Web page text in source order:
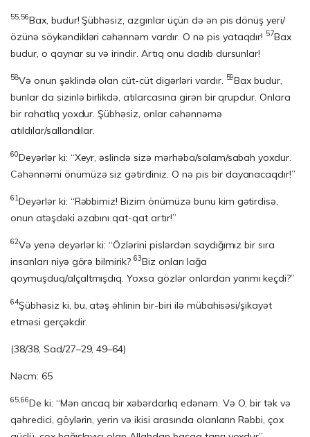
55,56Bax, budur! Şübhəsiz, azgınlar üçün də ən pis dönüş yeri/
özünə söykəndikləri cəhənnəm vardır. O nə pis yataqdır! 57Bax
budur, o qaynar su və irindir. Artıq onu dadıb dursunlar!
58Və onun şəklində olan cüt-cüt digərləri vardır. 59Bax budur,
bunlar da sizinlə birlikdə, atılarcasına girən bir qrupdur. Onlara
bir rahatlıq yoxdur. Şübhəsiz, onlar cəhənnəmə
atıldılar/sallandılar.
60Deyərlər ki: “Xeyr, əslində sizə mərhəba/salam/sabah yoxdur.
Cəhənnəmi önümüzə siz gətirdiniz. O nə pis bir dayanacaqdır!”
61Deyərlər ki: “Rəbbimiz! Bizim önümüzə bunu kim gətirdisə,
onun atəşdəki əzabını qat-qat artır!”
62Və yenə deyərlər ki: “Özlərini pislərdən saydığımız bir sıra
insanları niyə görə bilmirik?63Biz onları lağa
qoymuşduq/alçaltmışdıq. Yoxsa gözlər onlardan yanmı keçdi?”
64Şübhəsiz ki, bu, atəş əhlinin bir-biri ilə mübahisəsi/şikayət
etməsi gerçəkdir.
(38/38, Sad/27–29, 49–64)
Nəcm: 65
65,66De ki: “Mən ancaq bir xəbərdarlıq edənəm. Və O, bir tək və
qəhredici, göylərin, yerin və ikisi arasında olanların Rəbbi, çox